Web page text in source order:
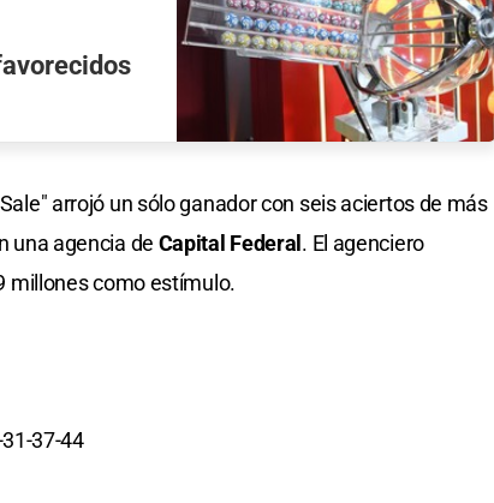
arrojó un sólo ganador con seis aciertos de más
una agencia de Capital Federal. El agenciero
millones como estímulo.
37-44